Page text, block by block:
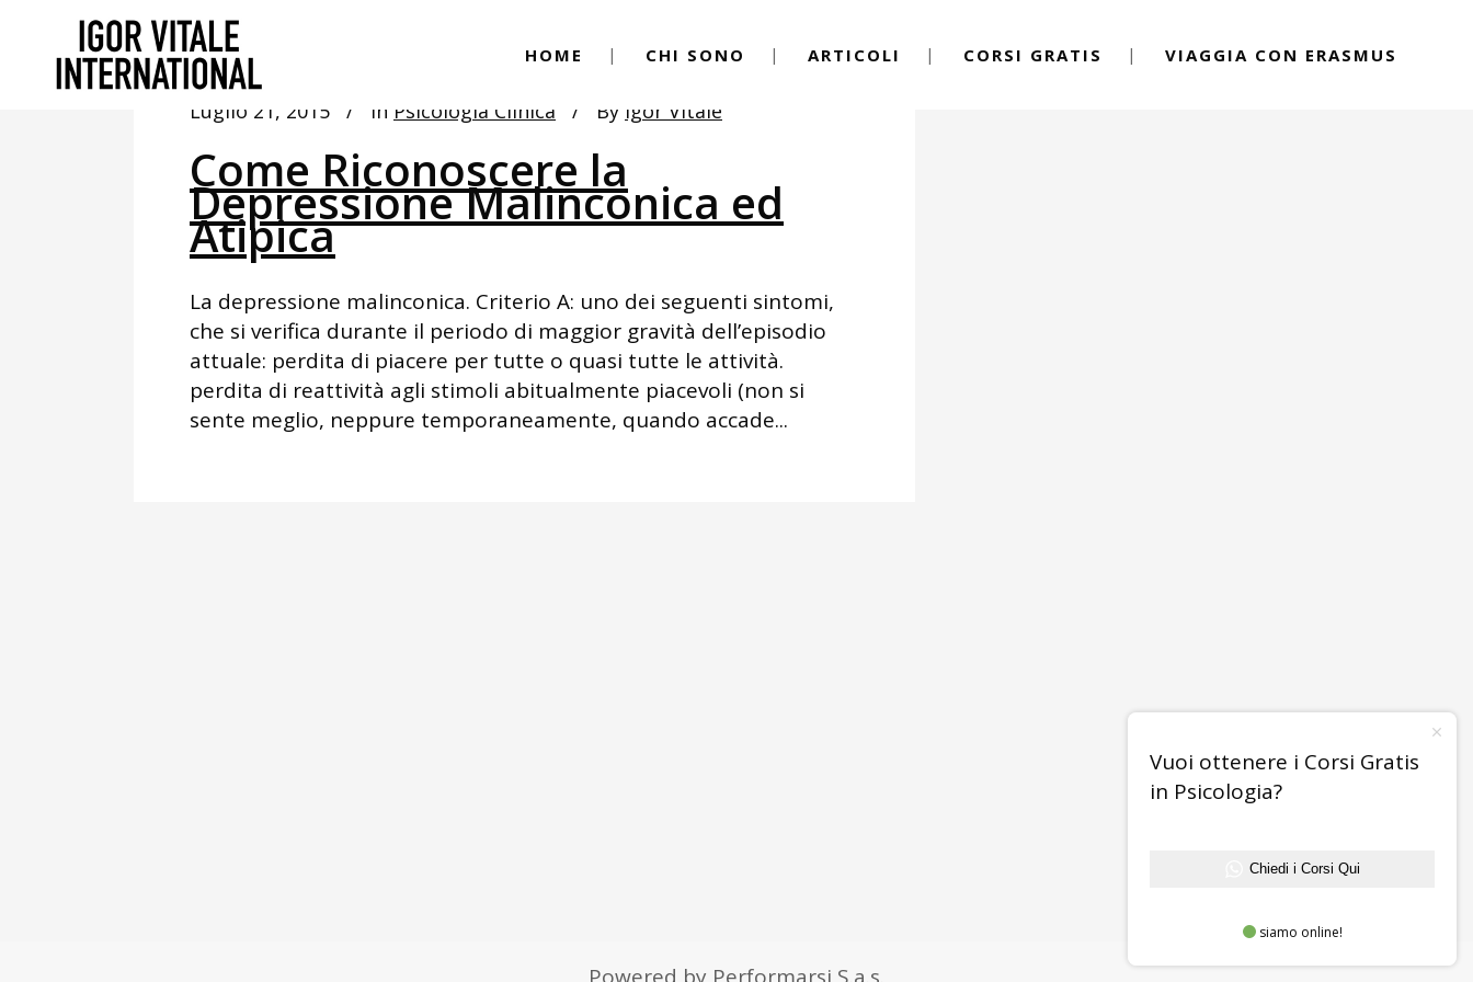
HOME CHI SONO ARTICOLI CORSI GRATIS VIAGGIA CON ERASMUS
Luglio 21, 2015 In Psicologia Clinica By Igor Vitale
Come Riconoscere la
Depressione Malinconica ed
Atipica
La depressione malinconica. Criterio A: uno dei seguenti sintomi,
che si verifica durante il periodo di maggior gravità dell’episodio
attuale: perdita di piacere per tutte o quasi tutte le attività.
perdita di reattività agli stimoli abitualmente piacevoli (non si
sente meglio, neppure temporaneamente, quando accade...
Vuoi ottenere i Corsi Gratis
in Psicologia?
Chiedi i Corsi Qui
siamo online!